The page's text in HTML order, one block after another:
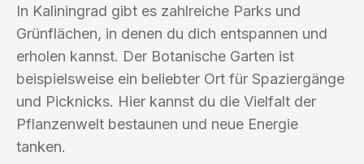
In Kaliningrad gibt es zahlreiche Parks und
Grünflächen, in denen du dich entspannen und
erholen kannst. Der Botanische Garten ist
beispielsweise ein beliebter Ort für Spaziergänge
und Picknicks. Hier kannst du die Vielfalt der
Pflanzenwelt bestaunen und neue Energie
tanken.